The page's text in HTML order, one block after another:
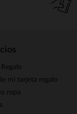
Regalo
mi tarjeta regalo
ropa